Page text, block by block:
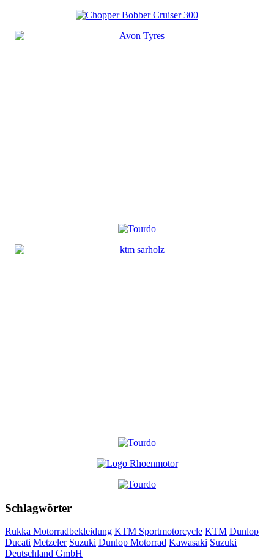
Schlagwörter
Rukka Motorradbekleidung KTM Sportmotorcycle KTM Dunlop
Ducati Metzeler Suzuki Dunlop Motorrad Kawasaki Suzuki
Deutschland GmbH